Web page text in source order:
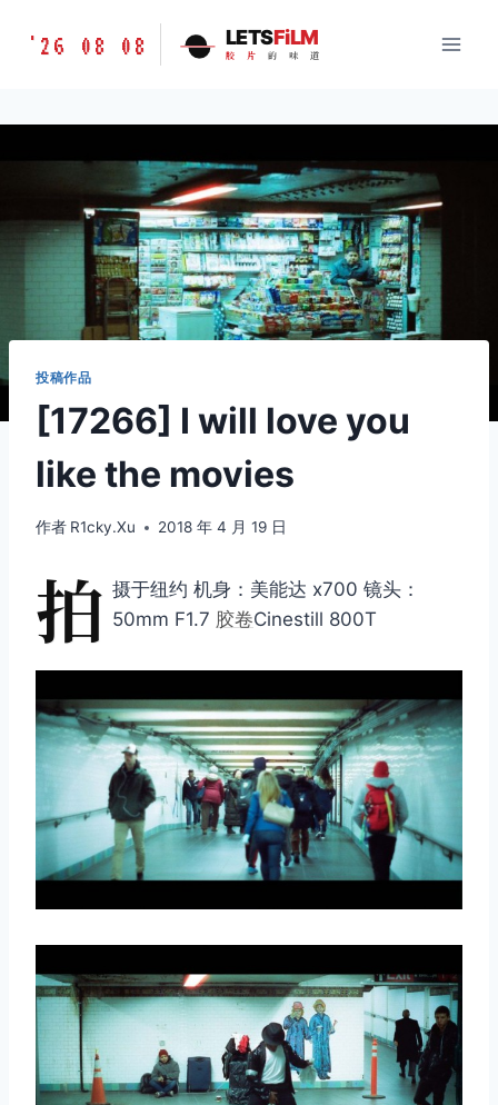
胶
味
'26 08 08 LETSFiLM
胶 片 的 味 道
投稿作品
[17266] I will love you
like the movies
作者 R1cky.Xu 2018 年 4 月 19 日
拍 摄于纽约 机身：美能达 x700 镜头：
50mm F1.7 胶卷Cinestill 800T